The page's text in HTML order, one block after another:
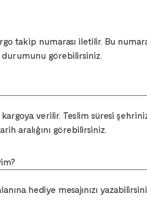
takip numarası iletilir. Bu
durumunu görebilirsiniz.
verilir. Teslim süresi
aralığını görebilirsiniz.
hediye mesajınızı